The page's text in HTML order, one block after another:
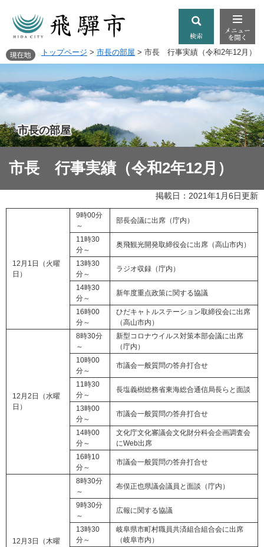
トップページ > 市長の部屋 > 市長 行事実績（令和2年12月）
市長の部屋
市長 行事実績（令和2年12月）
掲載日：2021年1月6日更新
12月1日（火曜
日）
9時00分
～
部長会議に出席（庁内）
11時30
分～
奥飛観光開発取締役会に出席（高山市内）
13時30
分～
ラジオ収録（庁内）
14時30
分～
新年度重点政策に関する協議
16時00
分～
ひだキャトルステーション取締役会に出席
（高山市内）
12月2日（水曜
日）
8時30分
～
新型コロナウイルス対策本部会議に出席
（庁内）
10時00
分～
市議会一般質問の答弁打合せ
11時30
分～
長塩義樹総務省東海総合通信局長らと面談
13時00
分～
市議会一般質問の答弁打合せ
14時00
分～
文化庁文化審議会文化財分科会企画調査会
にWeb出席
16時10
分～
市議会一般質問の答弁打合せ
12月3日（木曜
8時30分
～
布俣正也県議会議員と面談（庁内）
9時30分
～
広報に関する協議
13時30
分～
岐阜県市町村職員共済組合組合会に出席
（岐阜市内）